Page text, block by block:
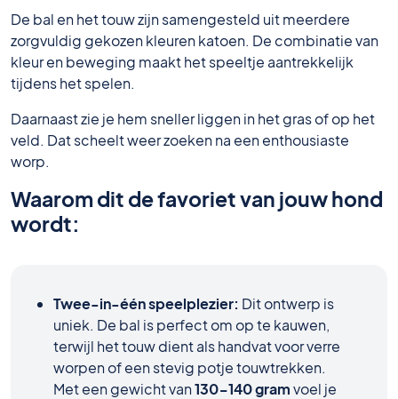
De bal en het touw zijn samengesteld uit meerdere
zorgvuldig gekozen kleuren katoen. De combinatie van
kleur en beweging maakt het speeltje aantrekkelijk
tijdens het spelen.
Daarnaast zie je hem sneller liggen in het gras of op het
veld. Dat scheelt weer zoeken na een enthousiaste
worp.
Waarom dit de favoriet van jouw hond
wordt:
Twee-in-één speelplezier: Dit ontwerp is
uniek. De bal is perfect om op te kauwen,
terwijl het touw dient als handvat voor verre
worpen of een stevig potje touwtrekken.
Met een gewicht van130-140 gramvoel je